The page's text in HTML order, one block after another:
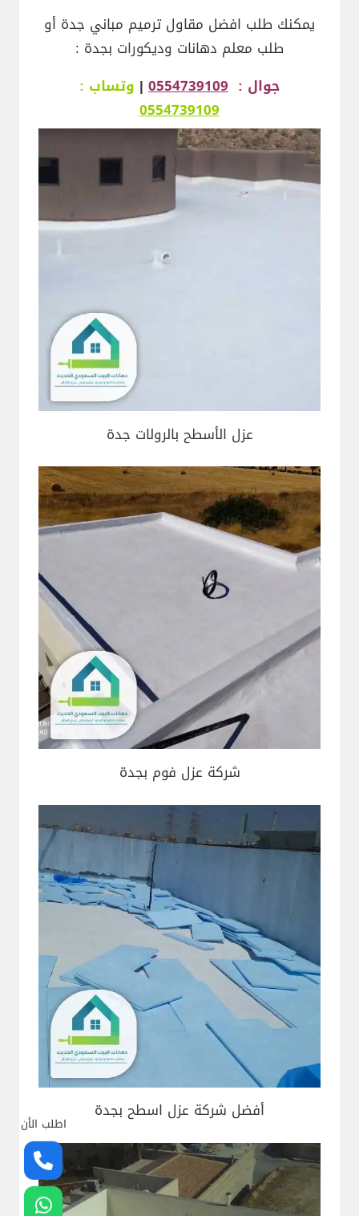
يمكنك طلب افضل مقاول ترميم مباني جدة أو
طلب معلم دهانات وديكورات بجدة :
جوال : 0554739109
| وتساب :
0554739109
عزل الأسطح بالرولات جدة
شركة عزل فوم بجدة
أفضل شركة عزل اسطح بجدة
اطلب الأن